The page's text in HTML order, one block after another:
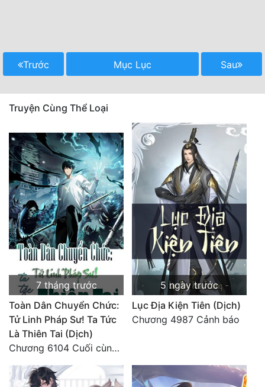
Trước Mục Lục Sau
Truyện Cùng Thể Loại
7 tháng trước
Toàn Dân Chuyển Chức:
Tử Linh Pháp Sư! Ta Tức
Là Thiên Tai (Dịch)
Chương 6104 Cuối cùng (HẾT)
5 ngày trước
Lục Địa Kiện Tiên (Dịch)
Chương 4987 Cảnh báo